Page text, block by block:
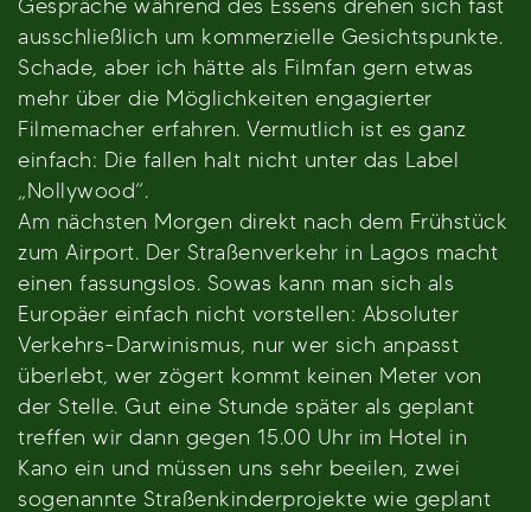
Gespräche während des Essens drehen sich fast
ausschließlich um kommerzielle Gesichtspunkte.
Schade, aber ich hätte als Filmfan gern etwas
mehr über die Möglichkeiten engagierter
Filmemacher erfahren. Vermutlich ist es ganz
einfach: Die fallen halt nicht unter das Label
„Nollywood“.
Am nächsten Morgen direkt nach dem Frühstück
zum Airport. Der Straßenverkehr in Lagos macht
einen fassungslos. Sowas kann man sich als
Europäer einfach nicht vorstellen: Absoluter
Verkehrs-Darwinismus, nur wer sich anpasst
überlebt, wer zögert kommt keinen Meter von
der Stelle. Gut eine Stunde später als geplant
treffen wir dann gegen 15.00 Uhr im Hotel in
Kano ein und müssen uns sehr beeilen, zwei
sogenannte Straßenkinderprojekte wie geplant